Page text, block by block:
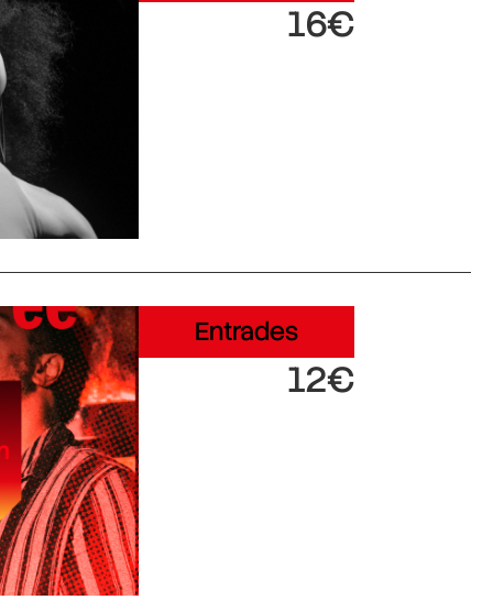
16€
Entrades
12€